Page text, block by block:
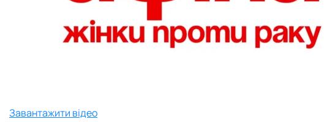
Завантажити відео